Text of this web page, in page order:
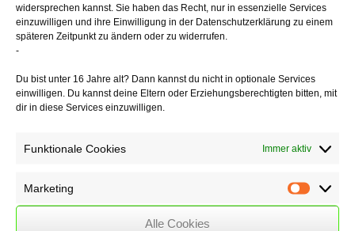
widersprechen kannst. Sie haben das Recht, nur in essenzielle Services
einzuwilligen und ihre Einwilligung in der Datenschutzerklärung zu einem
späteren Zeitpunkt zu ändern oder zu widerrufen.
-
Du bist unter 16 Jahre alt? Dann kannst du nicht in optionale Services
einwilligen. Du kannst deine Eltern oder Erziehungsberechtigten bitten, mit
dir in diese Services einzuwilligen.
Funktionale Cookies Immer aktiv
Marketing
Alle Cookies
Telefon: (0212) 22 17 10 • Fax: (0212) 22 17 123
Kontakt
/ Impressum / Datenschutz / Privatsphäre
/
Cookie policy (EU)